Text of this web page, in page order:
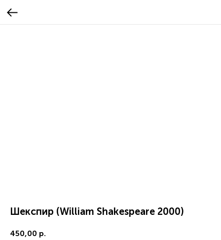
Шекспир (William Shakespeare 2000)
450,00 р.